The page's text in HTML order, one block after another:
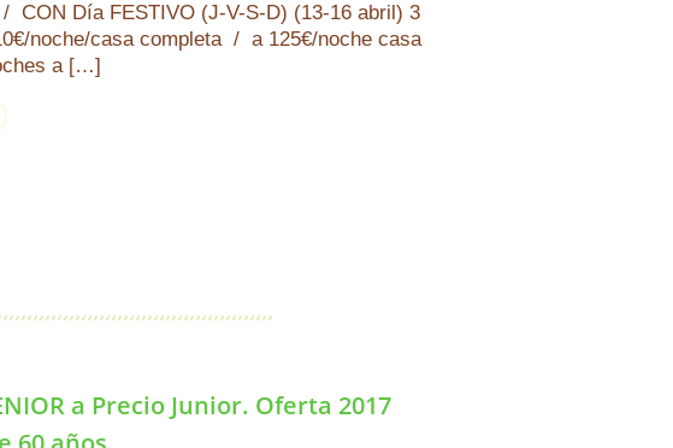
Día FESTIVO (J-V-S-D) (13-16 abril) 3
noche/casa completa / a 125€/noche casa
a […]
a Precio Junior. Oferta 2017